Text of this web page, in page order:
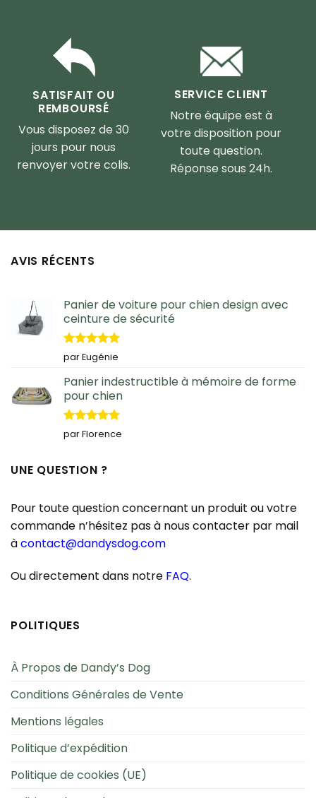
SATISFAIT OU
REMBOURSÉ
Vous disposez de 30
jours pour nous
renvoyer votre colis.
SERVICE CLIENT
Notre équipe est à
votre disposition pour
toute question.
Réponse sous 24h.
AVIS RÉCENTS
Panier de voiture pour chien design avec
ceinture de sécurité
Note5sur
5
par Eugénie
Panier indestructible à mémoire de forme
pour chien
Note5sur
5
par Florence
UNE QUESTION ?
Pour toute question concernant un produit ou votre
commande n’hésitez pas à nous contacter par mail
àcontact@dandysdog.com
Ou directement dans notre FAQ.
POLITIQUES
À Propos de Dandy’s Dog
Conditions Générales de Vente
Mentions légales
Politique d’expédition
Politique de cookies (UE)